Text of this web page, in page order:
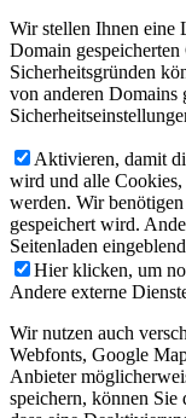
Wir stellen Ihnen eine
Domain
Sicherheitsgründen
von anderen Domains
Aktivieren, damit
wird und alle Cookies,
werden. Wir
gespeichert wird.
Seitenladen
Hier klicken, um
Andere externe
Wir nutzen auch
Webfonts, Google
Anbieter
speichern, können Sie